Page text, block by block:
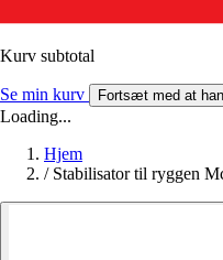
Kurv subtotal
Se min kurv Fortsæt med at
Loading...
Hjem
/ Stabilisator til ryggen